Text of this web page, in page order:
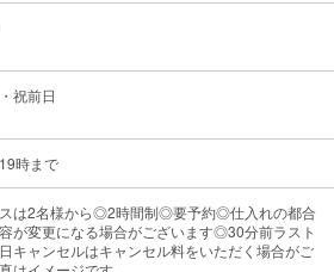
祝前日
時まで
は2名様から◎2時間制◎要予約◎仕入れの都合
が変更になる場合がございます◎30分前ラスト
キャンセルはキャンセル料をいただく場合がご